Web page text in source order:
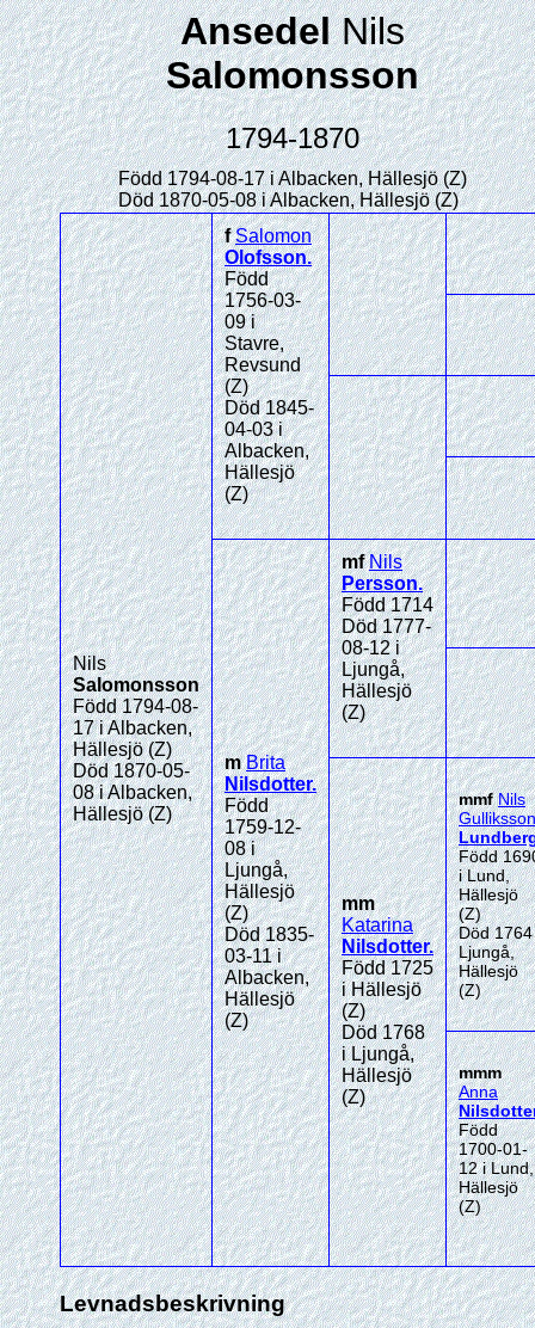
AnsedelNils
Salomonsson
1794-1870
Född 1794-08-17 i Albacken, Hällesjö (Z)
Död 1870-05-08 i Albacken, Hällesjö (Z)
Nils
Salomonsson
Född 1794-08-
17 i Albacken,
Hällesjö (Z)
Död 1870-05-
08 i Albacken,
Hällesjö (Z)
fSalomon
Olofsson.
Född
1756-03-
09 i
Stavre,
Revsund
(Z)
Död 1845-
04-03 i
Albacken,
Hällesjö
(Z)
mBrita
Nilsdotter.
Född
1759-12-
08 i
Ljungå,
Hällesjö
(Z)
Död 1835-
03-11 i
Albacken,
Hällesjö
(Z)
mfNils
Persson.
Född 1714
Död 1777-
08-12 i
Ljungå,
Hällesjö
(Z)
mm
Katarina
Nilsdotter.
Född 1725
i Hällesjö
(Z)
Död 1768
i Ljungå,
Hällesjö
(Z)
mmfNils
Gulliksson
Född
i Lund,
Hällesjö
(Z)
Död
Ljungå,
Hällesjö
(Z)
mmm
Anna
Född
1700-01-
12 i Lund,
Hällesjö
(Z)
Levnadsbeskrivning